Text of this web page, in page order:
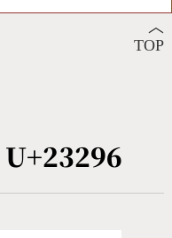
Unicode查詢
碼Web Service
︿
TOP